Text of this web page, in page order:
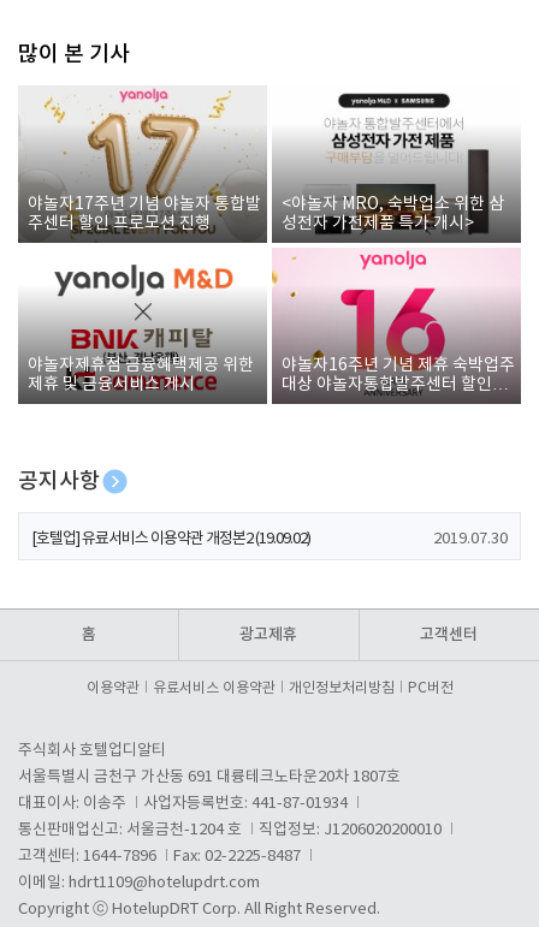
많이 본 기사
야놀자17주년 기념 야놀자 통합발
주센터 할인 프로모션 진행
<야놀자 MRO, 숙박업소 위한 삼
성전자 가전제품 특가 개시>
야놀자제휴점 금융혜택제공 위한
제휴 및 금융서비스 게시
야놀자16주년 기념 제휴 숙박업주
대상 야놀자통합발주센터 할인쿠
폰 증정
공지사항
[호텔업] 개인정보 처리방침 개정본1 (19.09.02)
[호텔업] 유료서비스 이용약관 개정본2 (19.09.02) 2019.07.30
홈 광고제휴 고객센터
이용약관 유료서비스 이용약관 개인정보처리방침 PC버전
주식회사 호텔업디알티
서울특별시 금천구 가산동 691 대륭테크노타운20차 1807호
대표이사: 이송주
사업자등록번호: 441-87-01934
통신판매업신고: 서울금천-1204 호
직업정보: J1206020200010
고객센터: 1644-7896
Fax: 02-2225-8487
이메일: hdrt1109@hotelupdrt.com
Copyright ⓒ HotelupDRT Corp. All Right Reserved.